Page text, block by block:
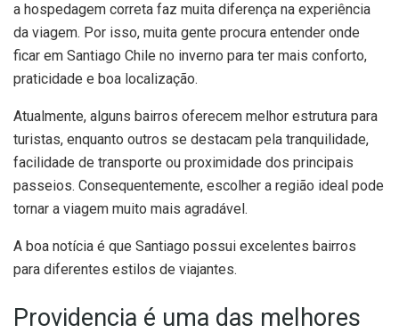
a hospedagem correta faz muita diferença na experiência
da viagem. Por isso, muita gente procura entender onde
ficar em Santiago Chile no inverno para ter mais conforto,
praticidade e boa localização.
Atualmente, alguns bairros oferecem melhor estrutura para
turistas, enquanto outros se destacam pela tranquilidade,
facilidade de transporte ou proximidade dos principais
passeios. Consequentemente, escolher a região ideal pode
tornar a viagem muito mais agradável.
A boa notícia é que Santiago possui excelentes bairros
para diferentes estilos de viajantes.
Providencia é uma das melhores